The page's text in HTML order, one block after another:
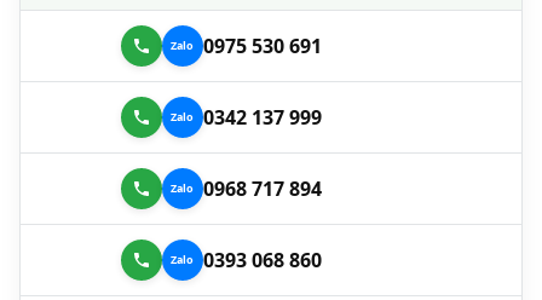
0975 530 691
0342 137 999
0968 717 894
0393 068 860